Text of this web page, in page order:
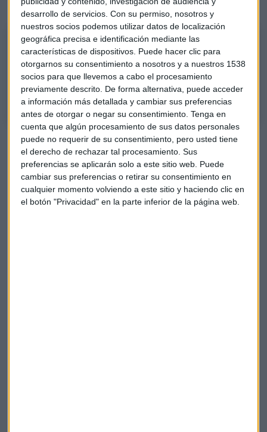
desarrollo de servicios. Con su permiso, nosotros y
nuestros socios podemos utilizar datos de localización
geográfica precisa e identificación mediante las
características de dispositivos. Puede hacer clic para
otorgarnos su consentimiento a nosotros y a nuestros 1538
socios para que llevemos a cabo el procesamiento
previamente descrito. De forma alternativa, puede acceder
a información más detallada y cambiar sus preferencias
antes de otorgar o negar su consentimiento. Tenga en
cuenta que algún procesamiento de sus datos personales
puede no requerir de su consentimiento, pero usted tiene
el derecho de rechazar tal procesamiento. Sus
preferencias se aplicarán solo a este sitio web. Puede
cambiar sus preferencias o retirar su consentimiento en
cualquier momento volviendo a este sitio y haciendo clic en
el botón "Privacidad" en la parte inferior de la página web.
Mercado Abierto, con Rocío Arviza:
Consultorio | Marc Ribes: Creo que el mercado está preparado para
rebotar.
Marc Ribes, cofundador y CEO de Blackbird Broker, analiza las acciones
de Fluidra, Sacyr, ACS, Enel o Thales y da su favorito del Ibex